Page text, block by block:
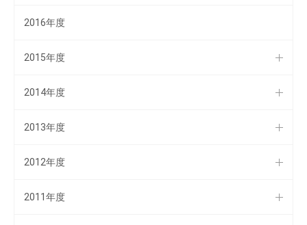
2016年度
2015年度
2014年度
2013年度
2012年度
2011年度